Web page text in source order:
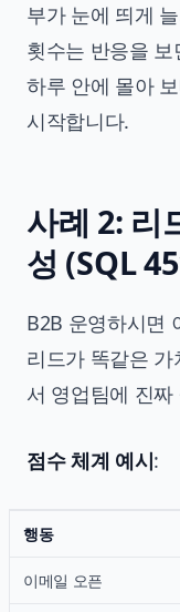
부가 눈에 띄게
횟수는 반응을
하루 안에 몰아
시작합니다.
사례 2: 리
성 (SQL
B2B 운영하시면
리드가 똑같은
서 영업팀에 진
점수 체계 예시:
행동
이메일 오픈